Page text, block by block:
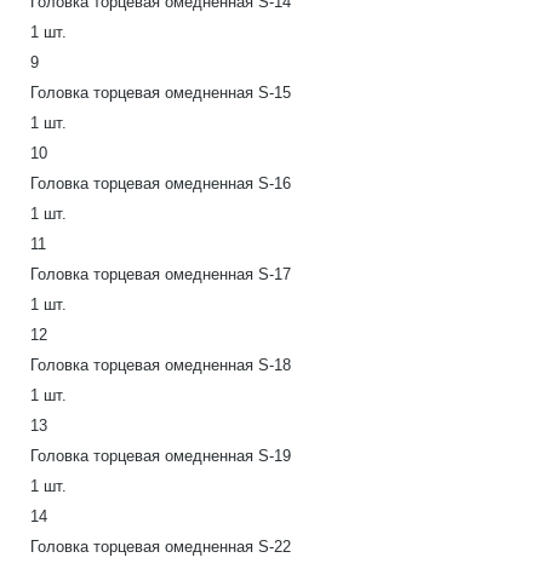
1 шт.
9
Головка торцевая омедненная S-15
1 шт.
10
Головка торцевая омедненная S-16
1 шт.
11
Головка торцевая омедненная S-17
1 шт.
12
Головка торцевая омедненная S-18
1 шт.
13
Головка торцевая омедненная S-19
1 шт.
14
Головка торцевая омедненная S-22